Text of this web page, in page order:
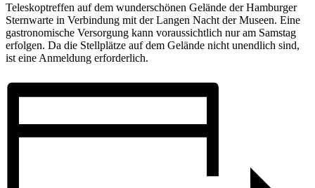
Teleskoptreffen auf dem wunderschönen Gelände der Hamburger
Sternwarte in Verbindung mit der Langen Nacht der Museen. Eine
gastronomische Versorgung kann voraussichtlich nur am Samstag
erfolgen. Da die Stellplätze auf dem Gelände nicht unendlich sind,
ist eine Anmeldung erforderlich.